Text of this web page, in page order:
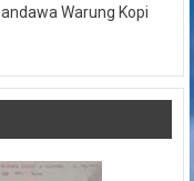
Warung Kopi